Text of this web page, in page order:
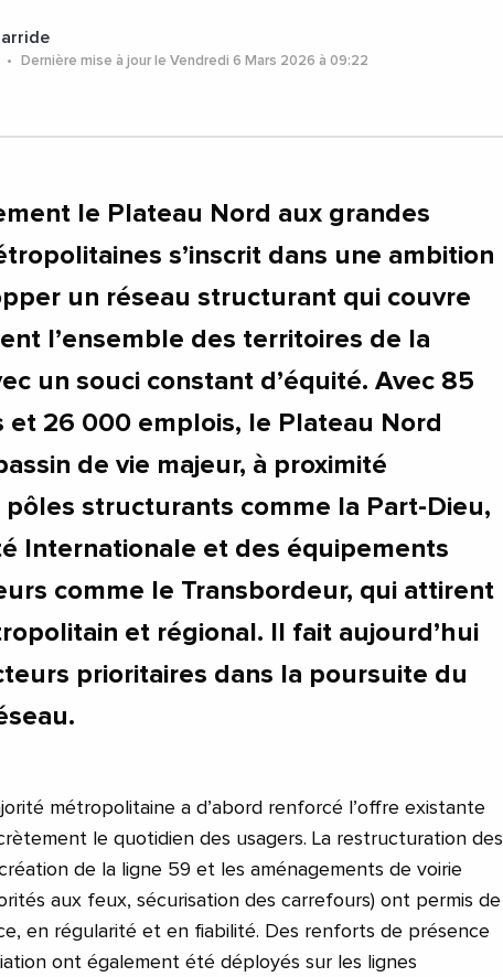
Dernière mise à jour le Vendredi 6 Mars 2026 à 09:22
le Plateau Nord aux grandes
s’inscrit dans une ambition
un réseau structurant qui couvre
l’ensemble des territoires de la
un souci constant d’équité. Avec 85
et 26 000 emplois, le Plateau Nord
de vie majeur, à proximité
structurants comme la Part-Dieu,
Internationale et des équipements
comme le Transbordeur, qui attirent
et régional. Il fait aujourd’hui
prioritaires dans la poursuite du
métropolitaine a d’abord renforcé l’offre existante
le quotidien des usagers. La restructuration des
de la ligne 59 et les aménagements de voirie
aux feux, sécurisation des carrefours) ont permis de
en régularité et en fiabilité. Des renforts de présence
ont également été déployés sur les lignes